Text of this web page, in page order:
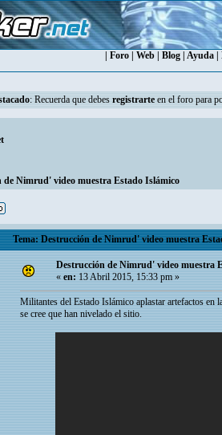
Foro Web Blog Ayuda
: Recuerda que debes registrarteen el foro para
de Nimrud' video muestra Estado Islámico
Tema: Destrucción de Nimrud' video muestra
Destrucción de Nimrud' video muestra
«en:13 Abril 2015, 15:33 pm »
Militantes del Estado Islámico aplastar artefactos en
se cree que han nivelado el sitio.